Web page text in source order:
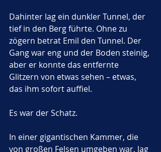
Dahinter lag ein dunkler Tunnel, der
tief in den Berg führte. Ohne zu
zögern betrat Emil den Tunnel. Der
Gang war eng und der Boden steinig,
aber er konnte das entfernte
Glitzern von etwas sehen – etwas,
das ihm sofort auffiel.
Es war der Schatz.
In einer gigantischen Kammer, die
von großen Felsen umgeben war, lag